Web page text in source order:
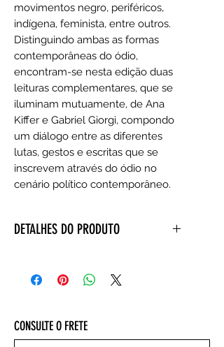
movimentos negro, periféricos,
indígena, feminista, entre outros.
Distinguindo ambas as formas
contemporâneas do ódio,
encontram-se nesta edição duas
leituras complementares, que se
iluminam mutuamente, de Ana
Kiffer e Gabriel Giorgi, compondo
um diálogo entre as diferentes
lutas, gestos e escritas que se
inscrevem através do ódio no
cenário político contemporâneo.
DETALHES DO PRODUTO
edição (14 novembro 2019)
Idioma ‏ : ‎ Português
ISBN-13 ‏ : ‎ 978-8569924678
Dimensões ‏ : ‎ 12.5 x 0.8 x 18.5 cm
CONSULTE O FRETE